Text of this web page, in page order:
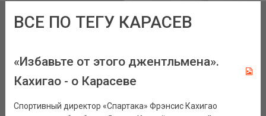
ВСЕ ПО ТЕГУ КАРАСЕВ
«Избавьте от этого джентльмена».
Кахигао - о Карасеве
Спортивный директор «Спартака» Фрэнсис Кахигао